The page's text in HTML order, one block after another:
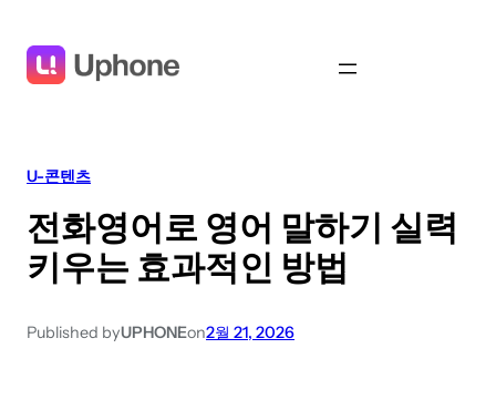
U-콘텐츠
전화영어로 영어 말하기 실력
키우는 효과적인 방법
Published byUPHONEon2월 21, 2026